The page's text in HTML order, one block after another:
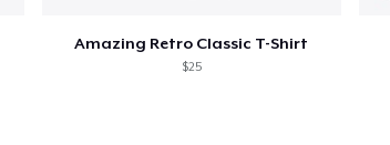
Amazing Retro Classic T-Shirt
$25